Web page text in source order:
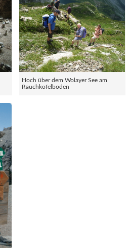
Hoch über dem Wolayer See am
Rauchkofelboden